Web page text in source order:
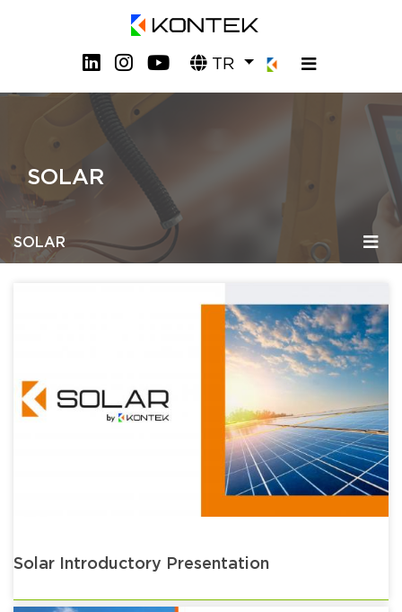
TR
SOLAR
SOLAR
Solar Introductory Presentation